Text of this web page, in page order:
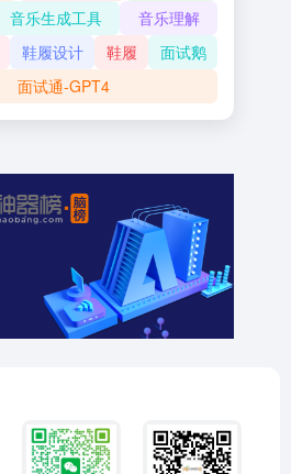
音乐生成工具
音乐理解
鞋履设计 鞋履
面试鹅
面试通-GPT4